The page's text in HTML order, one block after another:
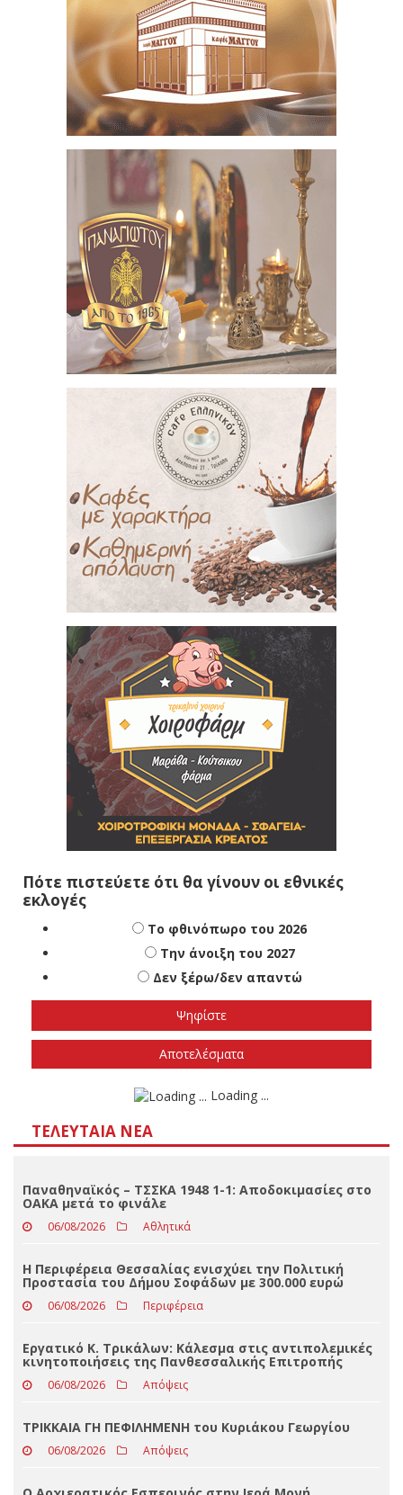
Πότε πιστεύετε ότι θα γίνουν οι εθνικές
εκλογές
Το φθινόπωρο του 2026
Την άνοιξη του 2027
Δεν ξέρω/δεν απαντώ
ΤΕΛΕΥΤΑΊΑ ΝΈΑ
Παναθηναϊκός – ΤΣΣΚΑ 1948 1-1: Αποδοκιμασίες στο
ΟΑΚΑ μετά το φινάλε
06/08/2026 Αθλητικά
Η Περιφέρεια Θεσσαλίας ενισχύει την Πολιτική
Προστασία του Δήμου Σοφάδων με 300.000 ευρώ
06/08/2026 Περιφέρεια
Εργατικό Κ. Τρικάλων: Κάλεσμα στις αντιπολεμικές
κινητοποιήσεις της Πανθεσσαλικής Επιτροπής